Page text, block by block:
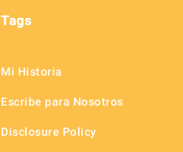
Tags
Mi Historia
Escribe para Nosotros
Disclosure Policy